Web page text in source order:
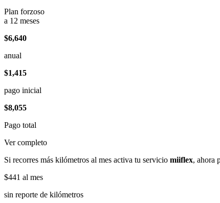
Plan forzoso
a 12 meses
$6,640
anual
$1,415
pago inicial
$8,055
Pago total
Ver completo
Si recorres más kilómetros al mes activa tu servicio miiflex, ahora
$441 al mes
sin reporte de kilómetros